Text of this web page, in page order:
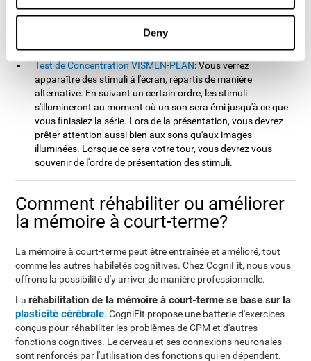
Deny
posteriori. Tout d'abord, la série sera composée d'un seul
numéro, puis augmentera progressivement jusqu'à ce que
vous fassiez une erreur. Vous devrez reproduire chaque série
de numéros après chaque présentation.
Test de Concentration VISMEN-PLAN: Vous verrez
apparaître des stimuli à l'écran, répartis de manière
alternative. En suivant un certain ordre, les stimuli
s'illumineront au moment où un son sera émi jusqu'à ce que
vous finissiez la série. Lors de la présentation, vous devrez
prêter attention aussi bien aux sons qu'aux images
illuminées. Lorsque ce sera votre tour, vous devrez vous
souvenir de l'ordre de présentation des stimuli.
Comment réhabiliter ou améliorer
la mémoire à court-terme?
La mémoire à court-terme peut être entraînée et amélioré, tout
comme les autres habiletés cognitives. Chez CogniFit, nous vous
offrons la possibilité d'y arriver de manière professionnelle.
Laréhabilitation de la mémoire à court-terme se base sur la
plasticité cérébrale. CogniFit propose une batterie d'exercices
conçus pour réhabiliter les problèmes de CPM et d'autres
fonctions cognitives. Le cerveau et ses connexions neuronales
sont renforcés par l'utilisation des fonctions qui en dépendent.